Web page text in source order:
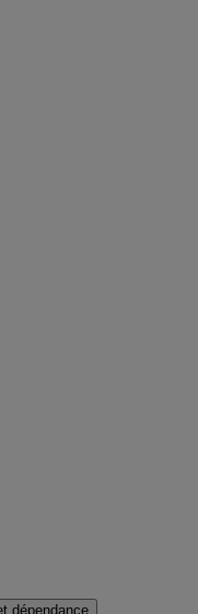
dépendance